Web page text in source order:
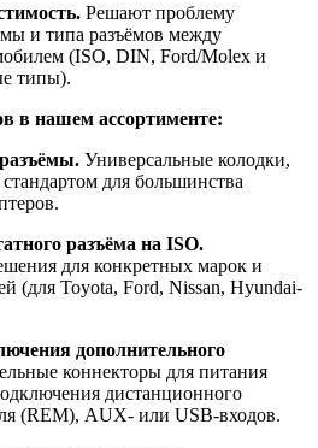
Решают проблему
и типа разъёмов между
(ISO, DIN, Ford/Molex и
типы).
в нашем ассортименте:
Универсальные колодки,
для большинства
разъёма на ISO.
для конкретных марок и
(для Toyota, Ford, Nissan, Hyundai-
дополнительного
коннекторы для питания
дистанционного
(REM), AUX- или USB-входов.